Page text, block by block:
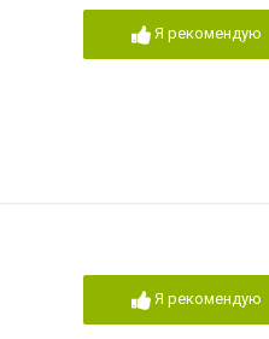
Я рекомендую
Я рекомендую